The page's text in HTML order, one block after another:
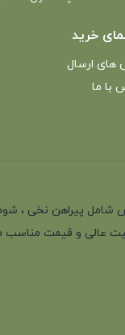
خرید
های ارسال
با ما
از 35 سال سابقه در تولید
عالی و قیمت مناسب